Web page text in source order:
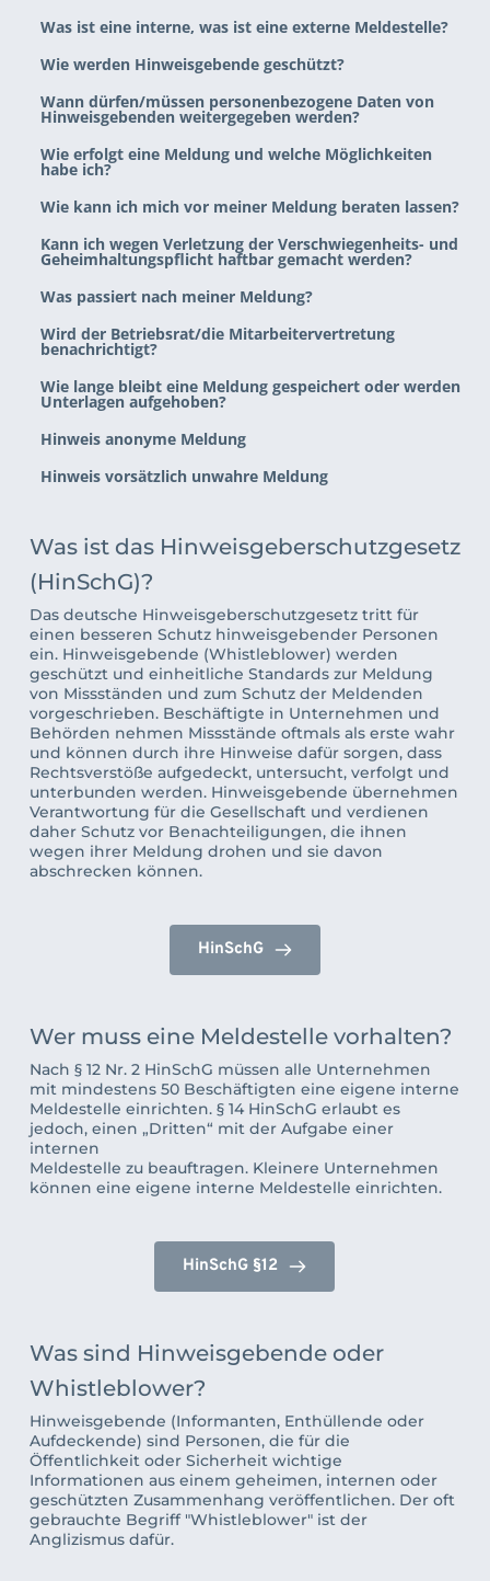
Was ist eine interne, was ist eine externe Meldestelle?
Wie werden Hinweisgebende geschützt?
Wann dürfen/müssen personenbezogene Daten von
Hinweisgebenden weitergegeben werden?
Wie erfolgt eine Meldung und welche Möglichkeiten
habe ich?
Wie kann ich mich vor meiner Meldung beraten lassen?
Kann ich wegen Verletzung der Verschwiegenheits- und
Geheimhaltungspflicht haftbar gemacht werden?
Was passiert nach meiner Meldung?
Wird der Betriebsrat/die Mitarbeitervertretung
benachrichtigt?
Wie lange bleibt eine Meldung gespeichert oder werden
Unterlagen aufgehoben?
Hinweis anonyme Meldung
Hinweis vorsätzlich unwahre Meldung
Was ist das Hinweisgeberschutzgesetz
(HinSchG)?
Das deutsche Hinweisgeberschutzgesetz tritt für
einen besseren Schutz hinweisgebender Personen
ein. Hinweisgebende (Whistleblower) werden
geschützt und einheitliche Standards zur Meldung
von Missständen und zum Schutz der Meldenden
vorgeschrieben. Beschäftigte in Unternehmen und
Behörden nehmen Missstände oftmals als erste wahr
und können durch ihre Hinweise dafür sorgen, dass
Rechtsverstöße aufgedeckt, untersucht, verfolgt und
unterbunden werden. Hinweisgebende übernehmen
Verantwortung für die Gesellschaft und verdienen
daher Schutz vor Benachteiligungen, die ihnen
wegen ihrer Meldung drohen und sie davon
abschrecken können.
HinSchG
Wer muss eine Meldestelle vorhalten?
Nach § 12 Nr. 2 HinSchG müssen alle Unternehmen
mit mindestens 50 Beschäftigten eine eigene interne
Meldestelle einrichten. § 14 HinSchG erlaubt es
jedoch, einen „Dritten“ mit der Aufgabe einer
internen
Meldestelle zu beauftragen. Kleinere Unternehmen
können eine eigene interne Meldestelle einrichten.
HinSchG §12
Was sind Hinweisgebende oder
Whistleblower?
Hinweisgebende (Informanten, Enthüllende oder
Aufdeckende) sind Personen, die für die
Öffentlichkeit oder Sicherheit wichtige
Informationen aus einem geheimen, internen oder
geschützten Zusammenhang veröffentlichen. Der oft
gebrauchte Begriff "Whistleblower" ist der
Anglizismus dafür.